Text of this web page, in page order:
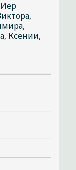
Ксении,